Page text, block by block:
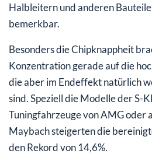
Halbleitern und anderen
bemerkbar.
Besonders die Chipknappheit
Konzentration gerade auf die
die aber im Endeffekt natürlich
sind. Speziell die Modelle der S-
Tuningfahrzeuge von AMG oder
Maybach steigerten die
den Rekord von 14,6%.